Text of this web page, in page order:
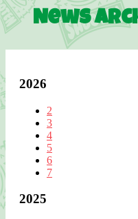
News
2026
2
3
4
5
6
7
2025